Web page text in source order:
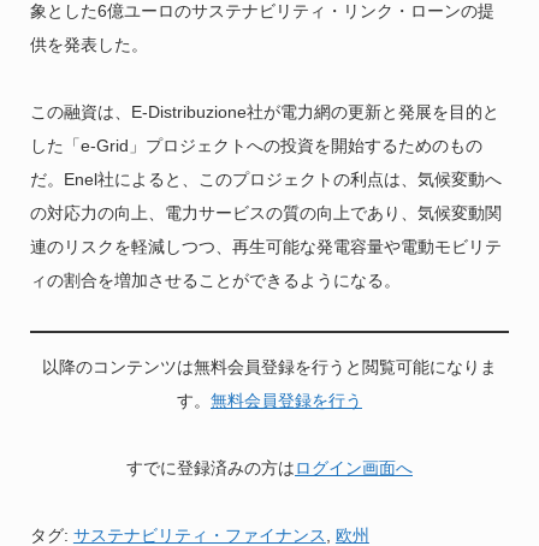
象とした6億ユーロのサステナビリティ・リンク・ローンの提
供を発表した。
この融資は、E-Distribuzione社が電力網の更新と発展を目的と
した「e-Grid」プロジェクトへの投資を開始するためのもの
だ。Enel社によると、このプロジェクトの利点は、気候変動へ
の対応力の向上、電力サービスの質の向上であり、気候変動関
連のリスクを軽減しつつ、再生可能な発電容量や電動モビリテ
ィの割合を増加させることができるようになる。
以降のコンテンツは無料会員登録を行うと閲覧可能になりま
す。 無料会員登録を行う
すでに登録済みの方はログイン画面へ
タグ: サステナビリティ・ファイナンス 欧州